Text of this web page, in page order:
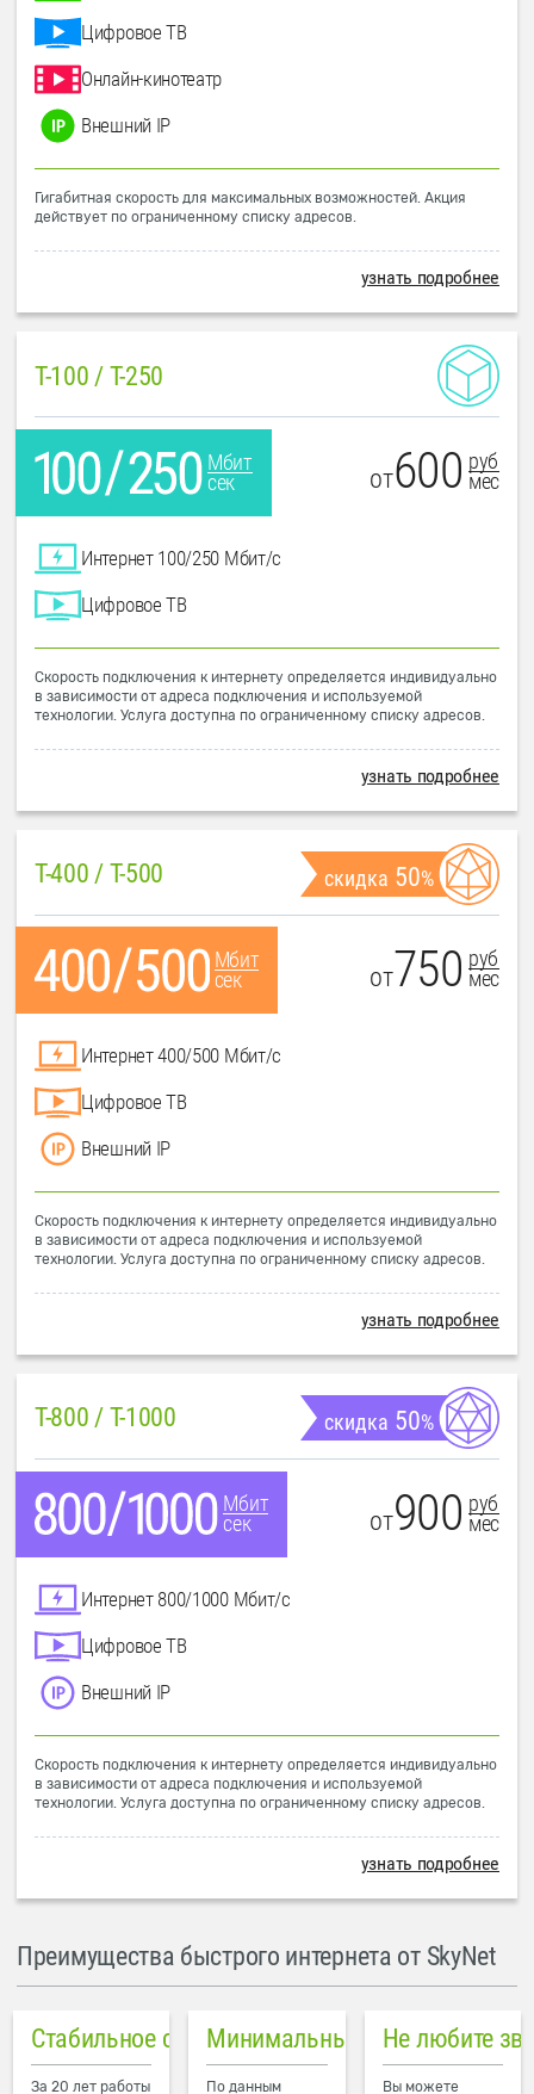
Цифровое ТВ
Онлайн-кинотеатр
Внешний IP
Гигабитная скорость для максимальных возможностей. Акция
действует по ограниченному списку адресов.
узнать подробнее
T-100 / T-250
Мбит
сек
от600 руб
мес
Интернет 100/250 Мбит/с
Цифровое ТВ
Скорость подключения к интернету определяется индивидуально
в зависимости от адреса подключения и используемой
технологии. Услуга доступна по ограниченному списку адресов.
узнать подробнее
T-400 / T-500 скидка 50%
Мбит
сек
от750 руб
мес
Интернет 400/500 Мбит/с
Цифровое ТВ
Внешний IP
Скорость подключения к интернету определяется индивидуально
в зависимости от адреса подключения и используемой
технологии. Услуга доступна по ограниченному списку адресов.
узнать подробнее
T-800 / T-1000 скидка 50%
Мбит
сек
от900 руб
мес
Интернет 800/1000 Мбит/с
Цифровое ТВ
Внешний IP
Скорость подключения к интернету определяется индивидуально
в зависимости от адреса подключения и используемой
технологии. Услуга доступна по ограниченному списку адресов.
узнать подробнее
Преимущества быстрого интернета от SkyNet
Стабильное соединение
За 20 лет работы
Минимальный пинг в городе
По данным
Не любите
Вы можете